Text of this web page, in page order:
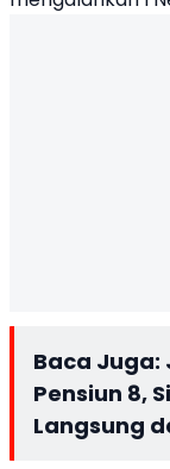
Baca Juga:
Pensiun 8,
Langsung